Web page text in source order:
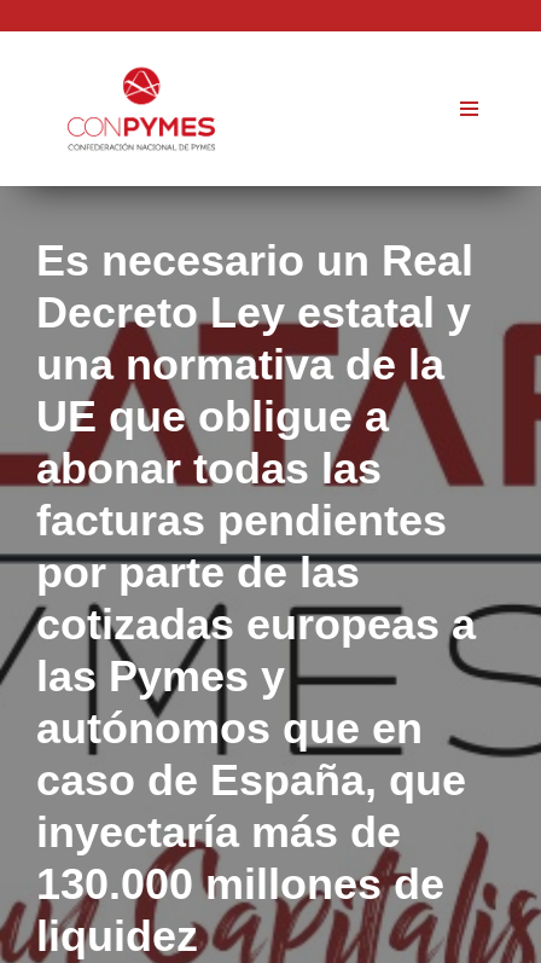
contenido
Es necesario un Real
Decreto Ley estatal y
una normativa de la
UE que obligue a
abonar todas las
facturas pendientes
por parte de las
cotizadas europeas a
las Pymes y
autónomos que en
caso de España, que
inyectaría más de
130.000 millones de
liquidez